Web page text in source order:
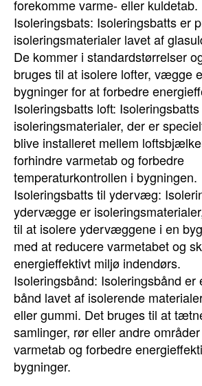
forekomme varme- eller kuldetab.
Isoleringsbats: Isoleringsbatts er
isoleringsmaterialer lavet af
De kommer i standardstørrelser
bruges til at isolere lofter, vægge
bygninger for at forbedre
Isoleringsbatts loft:
isoleringsmaterialer, der er
blive installeret mellem
forhindre varmetab og forbedre
temperaturkontrollen i bygningen.
Isoleringsbatts til ydervæg:
ydervægge er
til at isolere ydervæggene i en
med at reducere varmetabet og
energieffektivt miljø indendørs.
Isoleringsbånd: Isoleringsbånd er
bånd lavet af isolerende
eller gummi. Det bruges til at
samlinger, rør eller andre
varmetab og forbedre
bygninger.